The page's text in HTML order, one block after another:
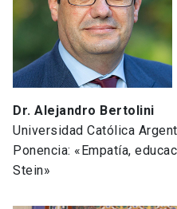
Dr. Alejandro Bertolini
Universidad Católica
Ponencia: «Empatía,
Stein»